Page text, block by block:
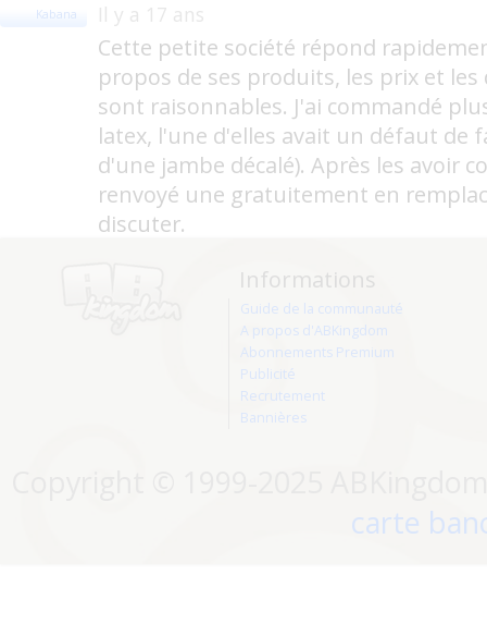
Kabana Il y a 17 ans
Cette petite société répond
propos de ses produits, les prix et les
sont raisonnables. J'ai commandé
latex, l'une d'elles avait un défaut de
d'une jambe décalé). Après les avoir
renvoyé une gratuitement en
discuter.
Informations
Guide de la communauté
A propos d'ABKingdom
Abonnements Premium
Publicité
Recrutement
Bannières
carte